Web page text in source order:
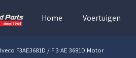
Home Voertuigen
Iveco F3AE3681D / F 3 AE 3681D Motor